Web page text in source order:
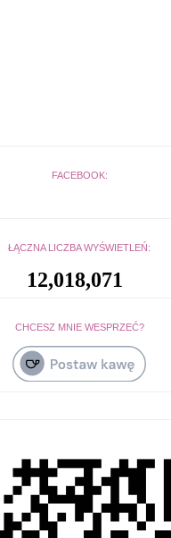
FACEBOOK:
ŁĄCZNA LICZBA WYŚWIETLEŃ:
12,018,071
CHCESZ MNIE WESPRZEĆ?